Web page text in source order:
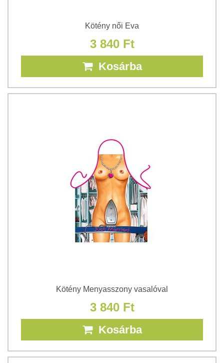
Kötény női Eva
3 840 Ft
Kosárba
Kötény Menyasszony vasalóval
3 840 Ft
Kosárba